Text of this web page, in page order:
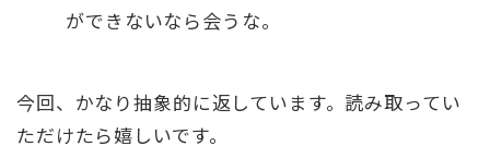
ができないなら会うな。
今回、かなり抽象的に返しています。読み取ってい
ただけたら嬉しいです。